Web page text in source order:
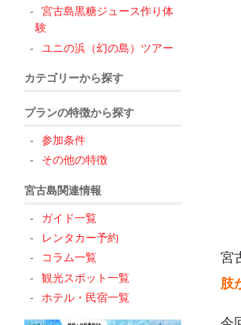
宮古島黒糖ジュース作り体
験
ユニの浜（幻の島）ツアー
カテゴリーから探す
プランの特徴から探す
参加条件
その他の特徴
宮古島関連情報
ガイド一覧
レンタカー予約
コラム一覧
観光スポット一覧
ホテル・民宿一覧
宮
肢